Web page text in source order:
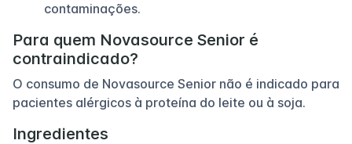
contaminações.
Para quem Novasource Senior é
contraindicado?
O consumo de Novasource Senior não é indicado para
pacientes alérgicos à proteína do leite ou à soja.
Ingredientes